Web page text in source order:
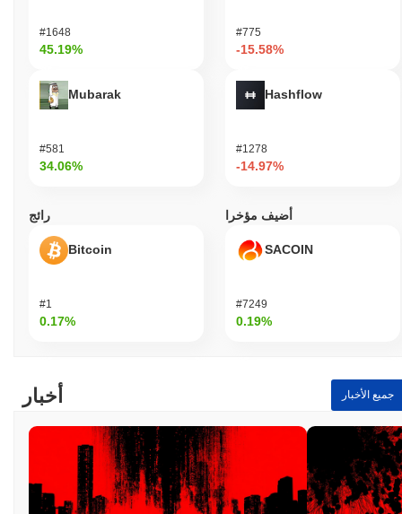
#1648
45.19%
Mubarak
#581
34.06%
#775
-15.58%
Hashflow
#1278
-14.97%
رائج
Bitcoin
#1
0.17%
أضيف مؤخرا
SACOIN
#7249
0.19%
أخبار جميع الأخبار